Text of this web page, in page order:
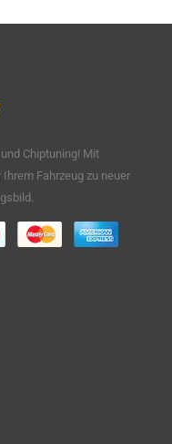
Chiptuning! Mit
Fahrzeug zu neuer